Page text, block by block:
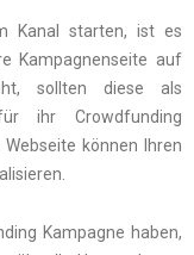
Kanal starten, ist es
Kampagnenseite auf
sollten diese als
ihr Crowdfunding
können Ihren
Kampagne haben,